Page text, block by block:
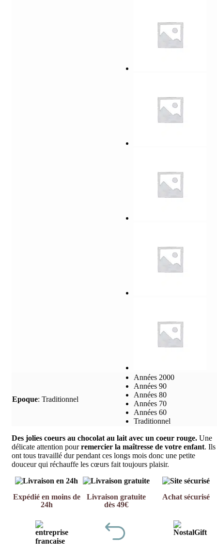
Des jolies coeurs au chocolat au lait avec un coeur rouge. Une
délicate attention pourremercier la maîtresse de votre enfant. Ils
ont tous travaillé dur pendant ces longs mois donc une petite
douceur qui réchauffe les cœurs fait toujours plaisir.
Epoque: Traditionnel
Années 2000
Années 90
Années 80
Années 70
Années 60
Traditionnel
Expédié en moins de
24h
Livraison gratuite
dès 49€
Achat sécurisé